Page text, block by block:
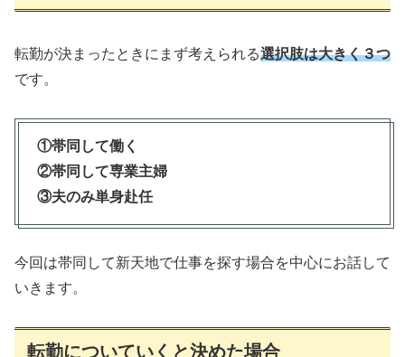
転勤が決まったときにまず考えられる選択肢は大きく３つ
です。
①帯同して働く
②帯同して専業主婦
③夫のみ単身赴任
今回は帯同して新天地で仕事を探す場合を中心にお話して
いきます。
転勤についていくと決めた場合